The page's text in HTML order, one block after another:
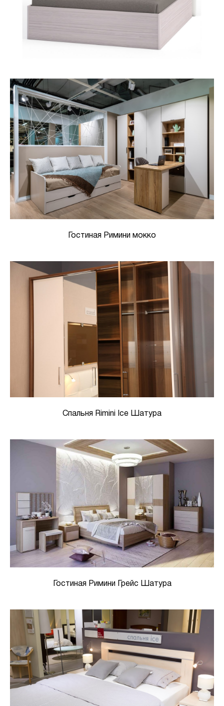
Гостиная Римини мокко
Спальня Rimini Ice Шатура
Гостиная Римини Грейс Шатура